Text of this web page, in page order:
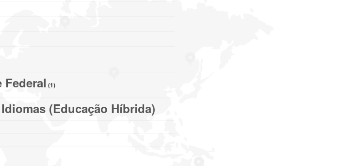
Federal (1)
(Educação Híbrida)